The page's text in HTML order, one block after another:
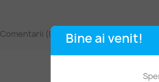
Bine ai venit!
Comentarii (0)